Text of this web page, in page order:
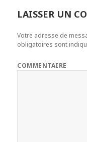
LAISSER UN
Votre adresse de
obligatoires sont
COMMENTAIRE